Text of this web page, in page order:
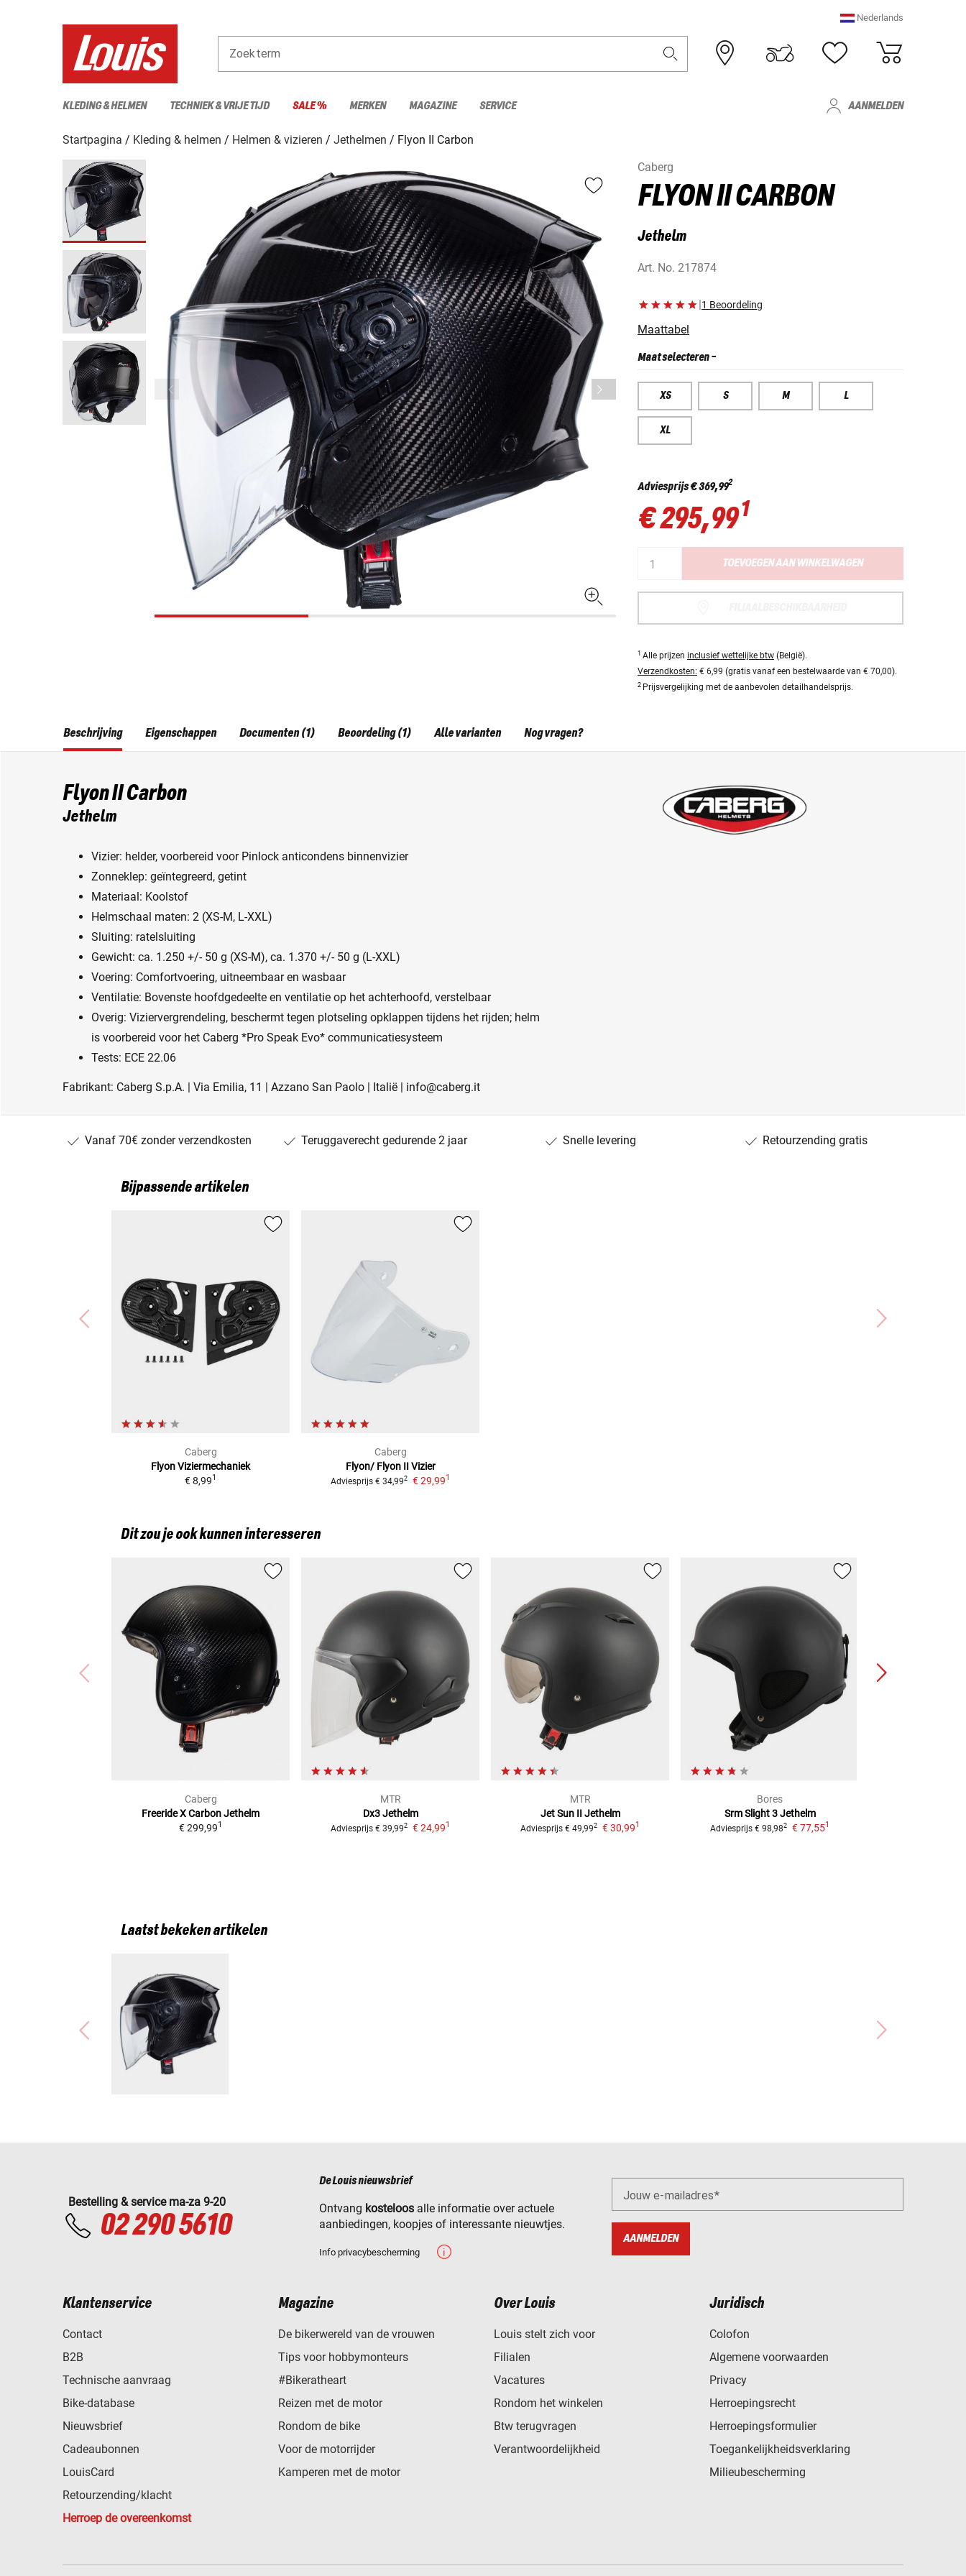
Nederlands
Zoekterm
KLEDING & HELMEN TECHNIEK & VRIJE TIJD SALE % MERKEN MAGAZINE SERVICE AANMELDEN
Startpagina Kleding & helmen Helmen & vizieren Jethelmen
Flyon II Carbon
Caberg
FLYON II CARBON
Jethelm
Art. No. 217874
|1 Beoordeling
Maattabel
Maat selecteren-
XS S M L
XL
Adviesprijs€ 369,992
€ 295,991
TOEVOEGEN AAN WINKELWAGEN
1 Alle prijzen inclusief wettelijke btw (België).
Verzendkosten: € 6,99 (gratis vanaf een bestelwaarde van € 70,00).
2 Prijsvergelijking met de aanbevolen detailhandelsprijs.
Beschrijving
Flyon II Carbon
Jethelm
Vizier: helder, voorbereid voor Pinlock anticondens binnenvizier
Zonneklep: geïntegreerd, getint
Materiaal: Koolstof
Helmschaal maten: 2 (XS-M, L-XXL)
Sluiting: ratelsluiting
Gewicht: ca. 1.250 +/- 50 g (XS-M), ca. 1.370 +/- 50 g (L-XXL)
Voering: Comfortvoering, uitneembaar en wasbaar
Ventilatie: Bovenste hoofdgedeelte en ventilatie op het achterhoofd, verstelbaar
Overig: Viziervergrendeling, beschermt tegen plotseling opklappen tijdens het rijden; helm
is voorbereid voor het Caberg *Pro Speak Evo* communicatiesysteem
Tests: ECE 22.06
Fabrikant: Caberg S.p.A. | Via Emilia, 11 | Azzano San Paolo | Italië | info@caberg.it
Eigenschappen Documenten (1) Beoordeling (1) Alle varianten Nog vragen?
Vanaf 70€ zonder verzendkosten Teruggaverecht gedurende 2 jaar Snelle levering Retourzending gratis
Bijpassende artikelen
Caberg
FlyonViziermechaniek
€ 8,991
Caberg
Flyon/ Flyon II Vizier
Adviesprijs € 34,992 € 29,991
Dit zou je ook kunnen interesseren
Caberg
Freeride X CarbonJethelm
€ 299,991
MTR
Dx3 Jethelm
Adviesprijs € 39,992 € 24,991
MTR
Jet Sun II Jethelm
Adviesprijs € 49,992 € 30,991
Bores
Srm Slight 3 Jethelm
Adviesprijs € 98,982 € 77,551
Laatst bekeken artikelen
Bestelling & service ma-za 9-20
02 290 5610
De Louis nieuwsbrief
Ontvang kosteloos alle informatie over actuele
aanbiedingen, koopjes of interessante nieuwtjes.
Info privacybescherming
Jouw e-mailadres
AANMELDEN
Klantenservice
Contact
B2B
Technische aanvraag
Bike-database
Nieuwsbrief
Cadeaubonnen
LouisCard
Retourzending/klacht
Herroep de overeenkomst
Magazine
De bikerwereld van de vrouwen
Tips voor hobbymonteurs
#Bikeratheart
Reizen met de motor
Rondom de bike
Voor de motorrijder
Kamperen met de motor
Over Louis
Louis stelt zich voor
Filialen
Vacatures
Rondom het winkelen
Btw terugvragen
Verantwoordelijkheid
Juridisch
Colofon
Algemene voorwaarden
Privacy
Herroepingsrecht
Herroepingsformulier
Toegankelijkheidsverklaring
Milieubescherming